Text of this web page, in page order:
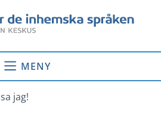
MENY
jag!